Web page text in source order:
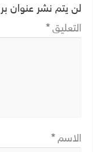
لن يتم نشر عنوان
التعليق*
الاسم*